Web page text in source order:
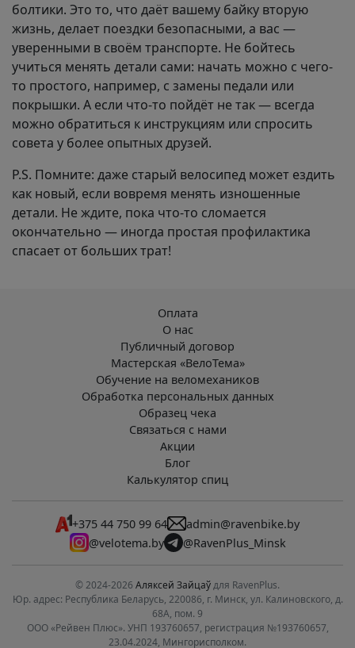
болтики. Это то, что даёт вашему байку вторую
жизнь, делает поездки безопасными, а вас —
уверенными в своём транспорте. Не бойтесь
учиться менять детали сами: начать можно с чего-
то простого, например, с замены педали или
покрышки. А если что-то пойдёт не так — всегда
можно обратиться к инструкциям или спросить
совета у более опытных друзей.
P.S. Помните: даже старый велосипед может ездить
как новый, если вовремя менять изношенные
детали. Не ждите, пока что-то сломается
окончательно — иногда простая профилактика
спасает от больших трат!
Оплата
О нас
Публичный договор
Мастерская «ВелоТема»
Обучение на веломехаников
Обработка персональных данных
Образец чека
Связаться с нами
Акции
Блог
Калькулятор спиц
+375 44 750 99 64
admin@ravenbike.by
@velotema.by
@RavenPlus_Minsk
© 2024-2026 Аляксей Зайцаўдля RavenPlus.
Юр. адрес: Республика Беларусь, 220086, г. Минск, ул. Калиновского, д.
68А, пом. 9
ООО «Рейвен Плюс». УНП 193760657, регистрация №193760657,
23.04.2024, Мингорисполком.